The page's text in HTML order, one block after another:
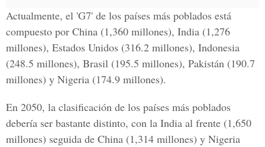
Actualmente, el 'G7' de los países más poblados está
compuesto por China (1,360 millones), India (1,276
millones), Estados Unidos (316.2 millones), Indonesia
(248.5 millones), Brasil (195.5 millones), Pakistán (190.7
millones) y Nigeria (174.9 millones).
En 2050, la clasificación de los países más poblados
debería ser bastante distinto, con la India al frente (1,650
millones) seguida de China (1,314 millones) y Nigeria